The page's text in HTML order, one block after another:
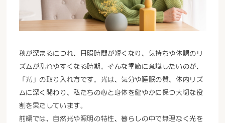
秋が深まるにつれ、日照時間が短くなり、気持ちや体調のリ
ズムが乱れやすくなる時期。そんな季節に意識したいのが、
「光」の取り入れ方です。光は、気分や睡眠の質、体内リズ
ムに深く関わり、私たちの心と身体を健やかに保つ大切な役
割を果たしています。
前編では、自然光や照明の特性、暮らしの中で無理なく光を